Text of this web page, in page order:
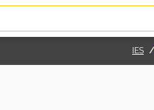
IES